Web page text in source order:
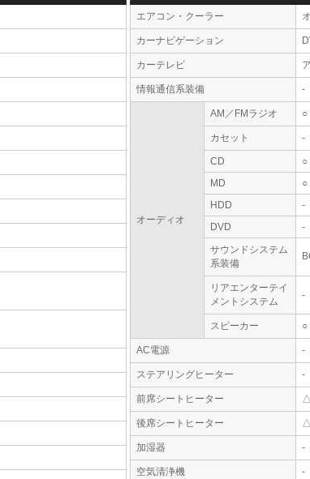
エアコン・クーラー
カーナビゲーション
カーテレビ
情報通信系装備 -
オーディオ
AM／FMラジオ ○
カセット -
CD
○
MD
○
HDD
-
DVD
-
サウンドシステム
系装備
リアエンターテイ
メントシステム
-
スピーカー ○
AC電源 -
ステアリングヒーター -
前席シートヒーター △
後席シートヒーター △
加湿器 -
空気清浄機 -